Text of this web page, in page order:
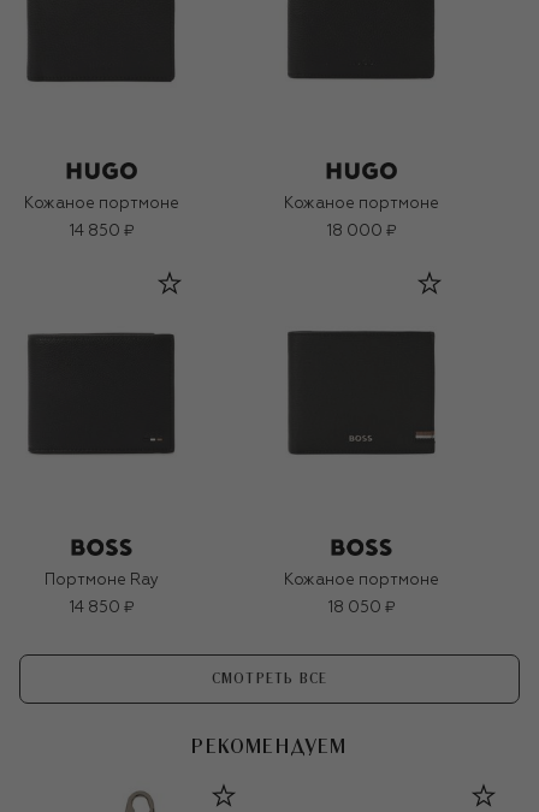
Кожаное портмоне
14 850 ₽
Кожаное портмоне
18 000 ₽
Портмоне Ray
14 850 ₽
Кожаное портмоне
18 050 ₽
СМОТРЕТЬ ВСЕ
РЕКОМЕНДУЕМ